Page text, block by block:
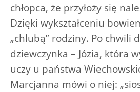
chłopca, że przyłoży się
Dzięki wykształceniu
„chlubą” rodziny. Po chwili
dziewczynka – Józia, która
uczy u państwa
Marcjanna mówi o niej: